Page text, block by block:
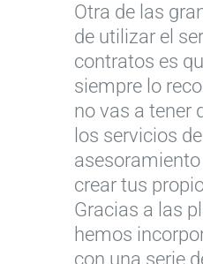
Otra de las
de utilizar el
contratos es
siempre lo
no vas a tener
los servicios de
crear tus
Gracias a las
hemos
con una serie